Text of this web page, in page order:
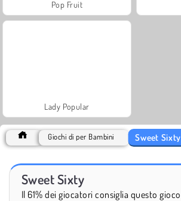
Pop Fruit
Lady Popular
Giochi di per Bambini Sweet Sixty
Sweet Sixty
Il 61% dei giocatori consiglia questo gioco